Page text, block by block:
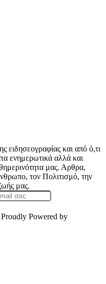
και από ό,τι
ενημερωτικά αλλά και
μας. Αρθρα,
τον Πολιτισμό, την
μας.
Powered by